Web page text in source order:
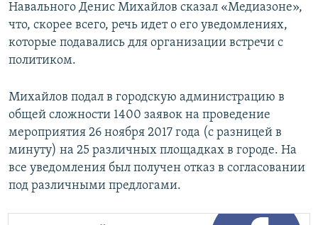
Навального Денис Михайлов сказал «Медиазоне»,
что, скорее всего, речь идет о его уведомлениях,
которые подавались для организации встречи с
политиком.
Михайлов подал в городскую администрацию в
общей сложности 1400 заявок на проведение
мероприятия 26 ноября 2017 года (с разницей в
минуту) на 25 различных площадках в городе. На
все уведомления был получен отказ в согласовании
под различными предлогами.